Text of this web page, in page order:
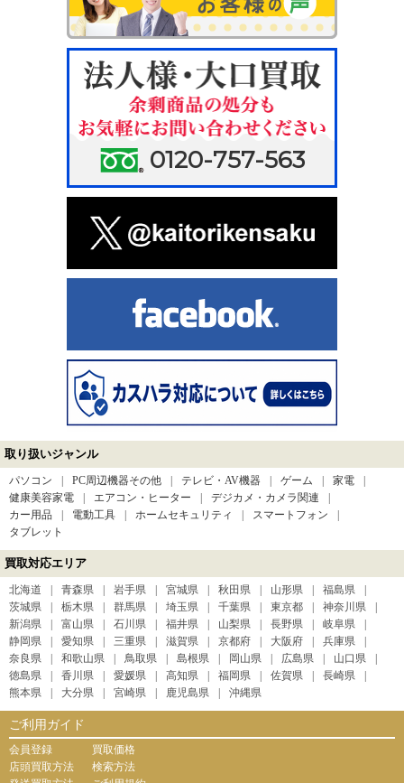
0120-757-563
取り扱いジャンル
パソコン PC周辺機器その他 テレビ・AV機器 ゲーム
家電
健康美容家電
エアコン・ヒーター
デジカメ・カメラ関連
カー用品
電動工具 ホームセキュリティ
スマートフォン
タブレット
買取対応エリア
北海道 青森県 岩手県 宮城県 秋田県 山形県
福島県
茨城県
栃木県 群馬県 埼玉県 千葉県 東京都
神奈川県
新潟県
富山県 石川県 福井県 山梨県 長野県
岐阜県
静岡県
愛知県 三重県 滋賀県 京都府 大阪府
兵庫県
奈良県
和歌山県 鳥取県 島根県 岡山県 広島県
山口県
徳島県
香川県 愛媛県 高知県 福岡県 佐賀県
長崎県
熊本県
大分県 宮崎県 鹿児島県 沖縄県
ご利用ガイド
会員登録
店頭買取方法
買取価格
検索方法